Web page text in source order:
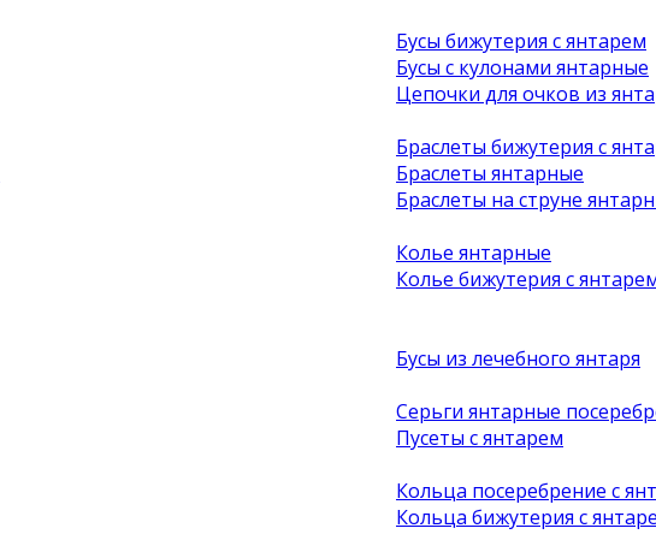
Бусы бижутерия с янтарем
Бусы с кулонами янтарные
Цепочки для очков из
Браслеты бижутерия с
Браслеты янтарные
Браслеты на струне
Колье янтарные
Колье бижутерия с
Бусы из лечебного янтаря
Серьги янтарные
Пусеты с янтарем
Кольца посеребрение с
Кольца бижутерия с